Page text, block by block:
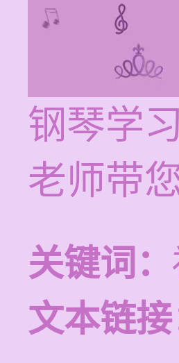
钢琴学
老师带
关键词：
文本链接